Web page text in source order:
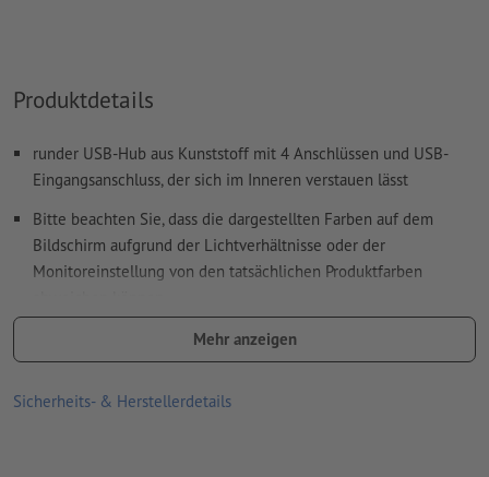
in unserem Hilfecenter.
Rechtschreib- und Satzfehlerwerden von uns nicht geprüft
Wie lege ich Druckdaten richtig an?
Produktdetails
runder USB-Hub aus Kunststoff mit 4 Anschlüssen und USB-
Eingangsanschluss, der sich im Inneren verstauen lässt
Bitte beachten Sie, dass die dargestellten Farben auf dem
Bildschirm aufgrund der Lichtverhältnisse oder der
Monitoreinstellung von den tatsächlichen Produktfarben
Material: Plastik, SilikonMehr anzeigen
Sicherheits- & Herstellerdetails